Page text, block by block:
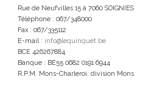
Rue de Neufvilles 15 à 7060 SOIGNIES
Téléphone : 067/348000
Fax : 067/335112
E-mail : info@lequinquet.be
BCE 426267884
Banque : BE55 0682 0191 6944
R.P.M. Mons-Charleroi, division Mons